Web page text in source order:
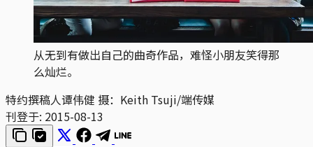
从无到有做出自己的曲奇作品，难怪小朋友笑得那
么灿烂。
特约撰稿人谭伟健 摄：Keith Tsuji/端传媒
刊登于: 2015-08-13